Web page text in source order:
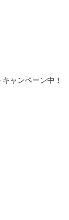
ャンペーン中！